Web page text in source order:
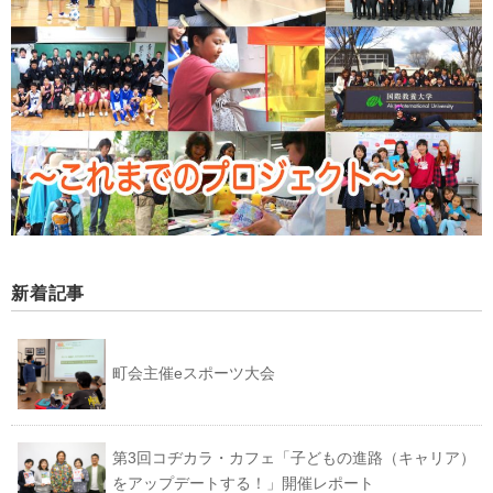
新着記事
町会主催eスポーツ大会
第3回コヂカラ・カフェ「子どもの進路（キャリア）
をアップデートする！」開催レポート